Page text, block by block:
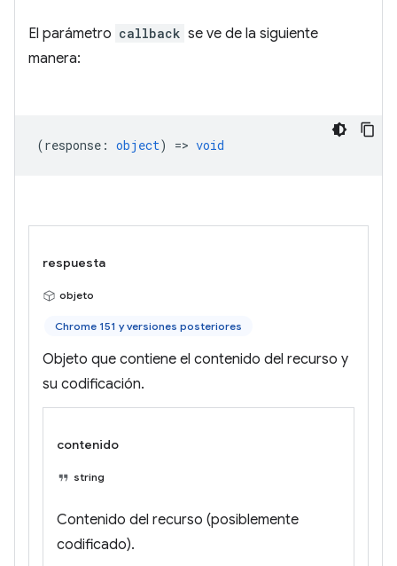
El parámetro callback se ve de la siguiente
manera:
(response : object) => void
respuesta
objeto
Chrome 151 y versiones posteriores
Objeto que contiene el contenido del recurso y
su codificación.
contenido
string
Contenido del recurso (posiblemente
codificado).